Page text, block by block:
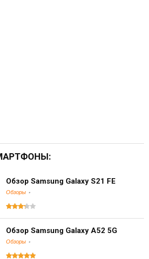
Обзор Samsung Galaxy S21 FE
Обзоры
Обзор Samsung Galaxy A52 5G
Обзоры